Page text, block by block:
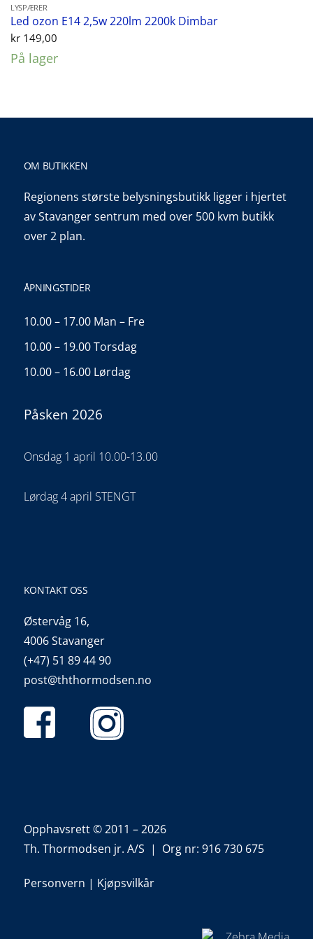
LYSPÆRER
Led ozon E14 2,5w 220lm 2200k Dimbar
kr149,00
På lager
OM BUTIKKEN
Regionens største belysningsbutikk ligger i hjertet
av Stavanger sentrum med over 500 kvm butikk
over 2 plan.
ÅPNINGSTIDER
10.00 – 17.00 Man – Fre
10.00 – 19.00 Torsdag
10.00 – 16.00 Lørdag
Påsken 2026
Onsdag 1 april 10.00-13.00
Lørdag 4 april STENGT
KONTAKT OSS
Østervåg 16,
4006 Stavanger
(+47) 51 89 44 90
post@ththormodsen.no
Opphavsrett © 2011 – 2026
Th. Thormodsen jr. A/S | Org nr: 916 730 675
Personvern | Kjøpsvilkår